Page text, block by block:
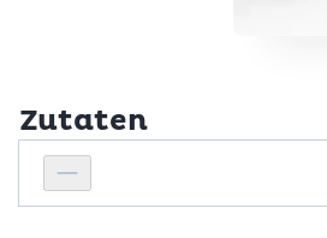
Zutaten
Personenanzahl verringern
Personenanzahl